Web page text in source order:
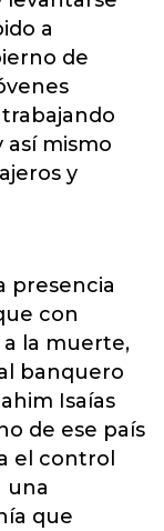
a
de
así mismo
y
presencia
con
la muerte,
banquero
Isaías
de ese país
el control
una
que